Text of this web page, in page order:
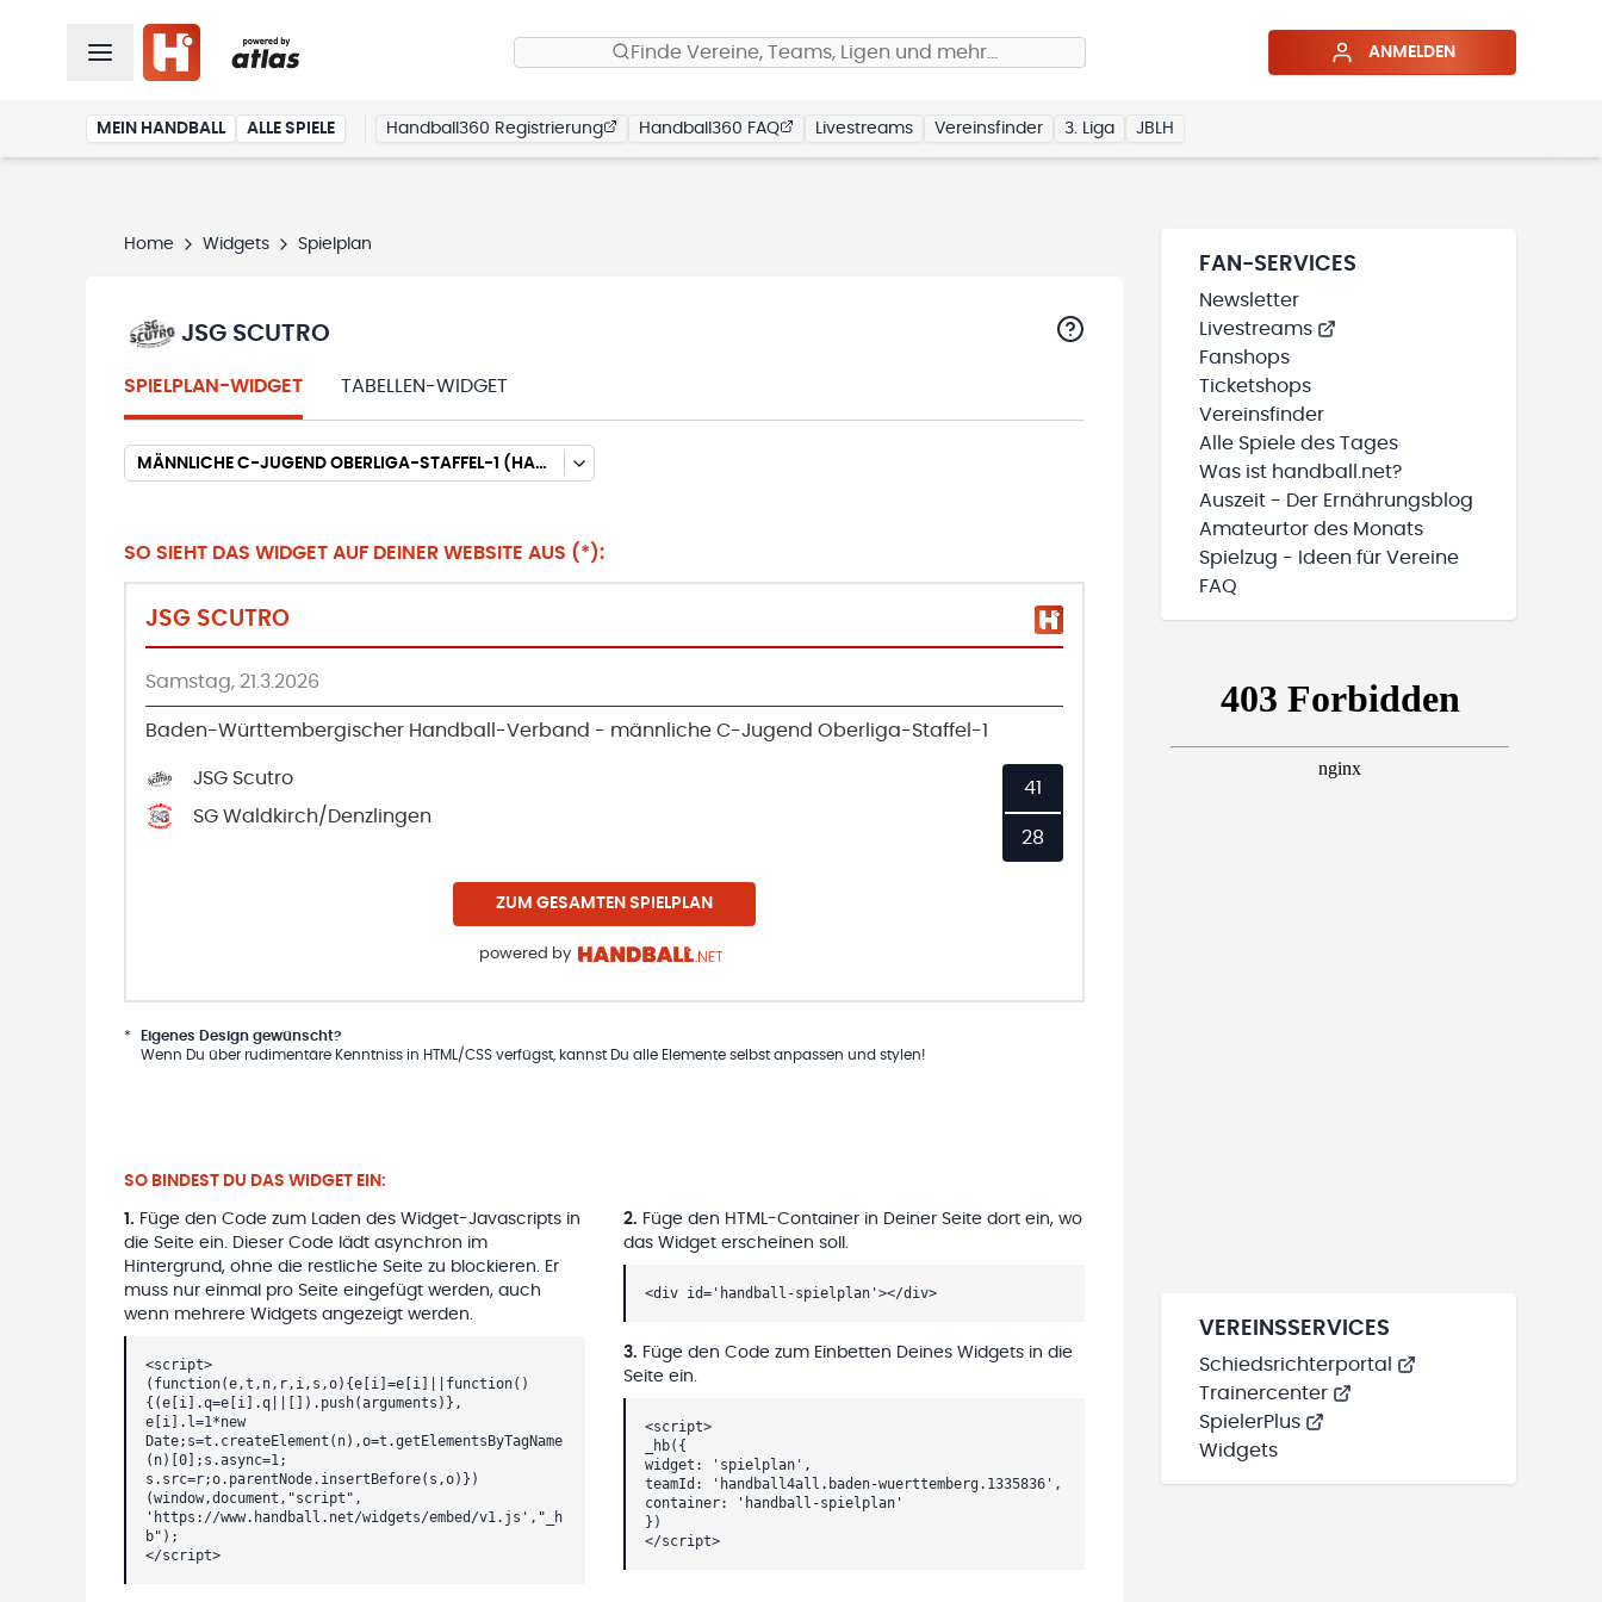
Finde Vereine, Teams, Ligen und mehr… ANMELDEN
MEIN HANDBALL ALLE SPIELE Handball360 Registrierung Handball360 FAQ Livestreams Vereinsfinder 3. Liga JBLH
Home Widgets Spielplan
JSG SCUTRO
SPIELPLAN-WIDGET TABELLEN-WIDGET
MÄNNLICHE C-JUGEND OBERLIGA-STAFFEL-1 (HALLENRUNDE 2025/2026)
SO SIEHT DAS WIDGET AUF DEINER WEBSITE AUS (*):
JSG SCUTRO
Samstag, 21.3.2026
Baden-Württembergischer Handball-Verband - männliche C-Jugend Oberliga-Staffel-1
JSG Scutro
SG Waldkirch/Denzlingen
41
28
ZUM GESAMTEN SPIELPLAN
powered by
*
Eigenes Design gewünscht?
Wenn Du über rudimentäre Kenntniss in HTML/CSS verfügst, kannst Du alle Elemente selbst anpassen und stylen!
SO BINDEST DU DAS WIDGET EIN:
1 . Füge den Code zum Laden des Widget-Javascripts in
die Seite ein. Dieser Code lädt asynchron im
Hintergrund, ohne die restliche Seite zu blockieren. Er
muss nur einmal pro Seite eingefügt werden, auch
wenn mehrere Widgets angezeigt werden.
<script>
(function(e,t,n,r,i,s,o){e[i]=e[i]||function()
{(e[i].q=e[i].q||[]).push(arguments)},
e[i].l=1*new
Date;s=t.createElement(n),o=t.getElementsByTagName
(n)[0];s.async=1;
s.src=r;o.parentNode.insertBefore(s,o)})
(window,document,"script",
'https://www.handball.net/widgets/embed/v1.js',"_h
b");
</script>
2. Füge den HTML-Container in Deiner Seite dort ein, wo
das Widget erscheinen soll.
<div id='handball-spielplan'></div>
3. Füge den Code zum Einbetten Deines Widgets in die
Seite ein.
<script>
_hb({
widget: 'spielplan',
teamId: 'handball4all.baden-wuerttemberg.1335836',
container: 'handball-spielplan'
})
</script>
FAN-SERVICES
Newsletter
Livestreams
Fanshops
Ticketshops
Vereinsfinder
Alle Spiele des Tages
Was ist handball.net?
Auszeit - Der Ernährungsblog
Amateurtor des Monats
Spielzug - Ideen für Vereine
FAQ
VEREINSSERVICES
Schiedsrichterportal
Trainercenter
SpielerPlus
Widgets